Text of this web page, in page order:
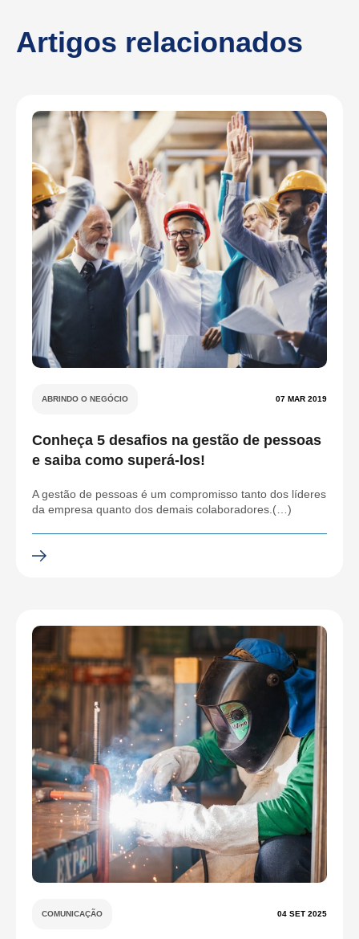
Artigos relacionados
ABRINDO O NEGÓCIO 07 MAR 2019
Conheça 5 desafios na gestão de pessoas
e saiba como superá-los!
A gestão de pessoas é um compromisso tanto dos líderes
da empresa quanto dos demais colaboradores.(…)
COMUNICAÇÃO 04 SET 2025